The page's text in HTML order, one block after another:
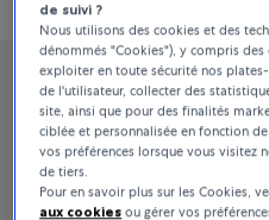
de suivi ?
Nous utilisons des cookies et des
dénommés "Cookies"), y compris
exploiter en toute sécurité nos
de l'utilisateur, collecter des
site, ainsi que pour des finalités
ciblée et personnalisée en fonction
vos préférences lorsque vous visitez
de tiers.
Pour en savoir plus sur les Cookies,
aux cookies ou gérer vos